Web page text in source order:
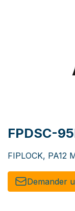
FPDSC-
FIPLOCK, PA12
Demander